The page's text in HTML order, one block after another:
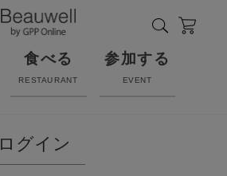
食べる
RESTAURANT
参加する
EVENT
ログイン